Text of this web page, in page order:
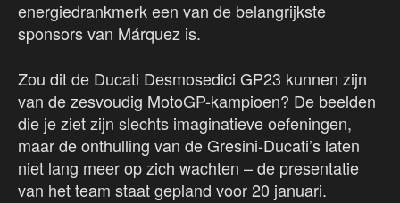
energiedrankmerk een van de belangrijkste
sponsors van Márquez is.
Zou dit de Ducati Desmosedici GP23 kunnen zijn
van de zesvoudig MotoGP-kampioen? De beelden
die je ziet zijn slechts imaginatieve oefeningen,
maar de onthulling van de Gresini-Ducati’s laten
niet lang meer op zich wachten – de presentatie
van het team staat gepland voor 20 januari.